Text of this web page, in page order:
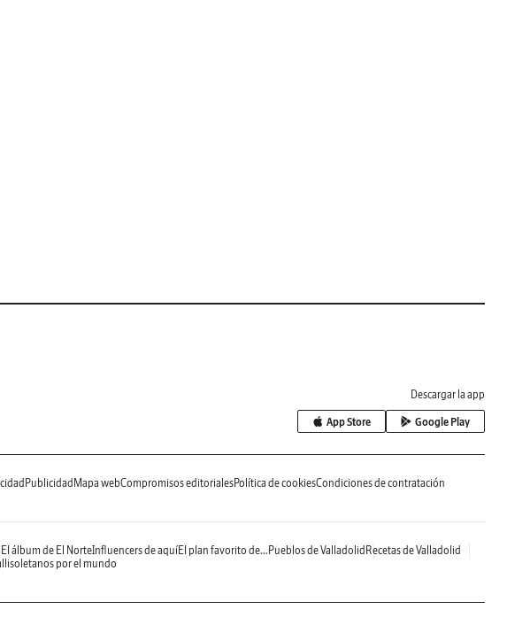
Descargar la app
App Store Google Play
Publicidad Mapa webCompromisos editorialesPolítica de cookiesCondiciones de contratación
El álbum de El NorteInfluencers de aquíEl plan favorito de... Pueblos de Valladolid Recetas de Valladolid
por el mundo